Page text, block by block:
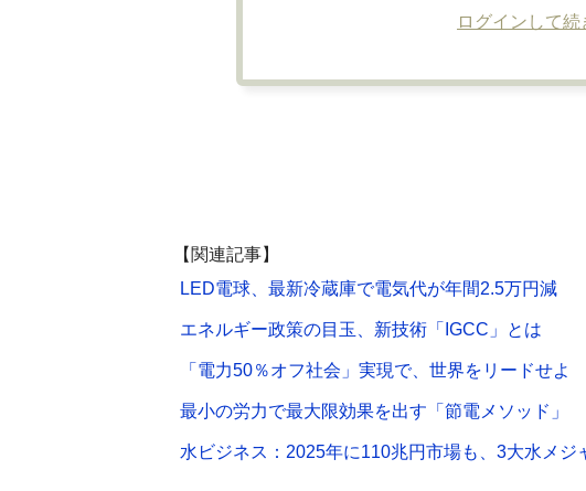
ログインして続
【関連記事】
LED電球、最新冷蔵庫で電気代が年間2.5万円減
エネルギー政策の目玉、新技術「IGCC」とは
「電力50％オフ社会」実現で、世界をリードせよ
最小の労力で最大限効果を出す「節電メソッド」
水ビジネス：2025年に110兆円市場も、3大水メジ